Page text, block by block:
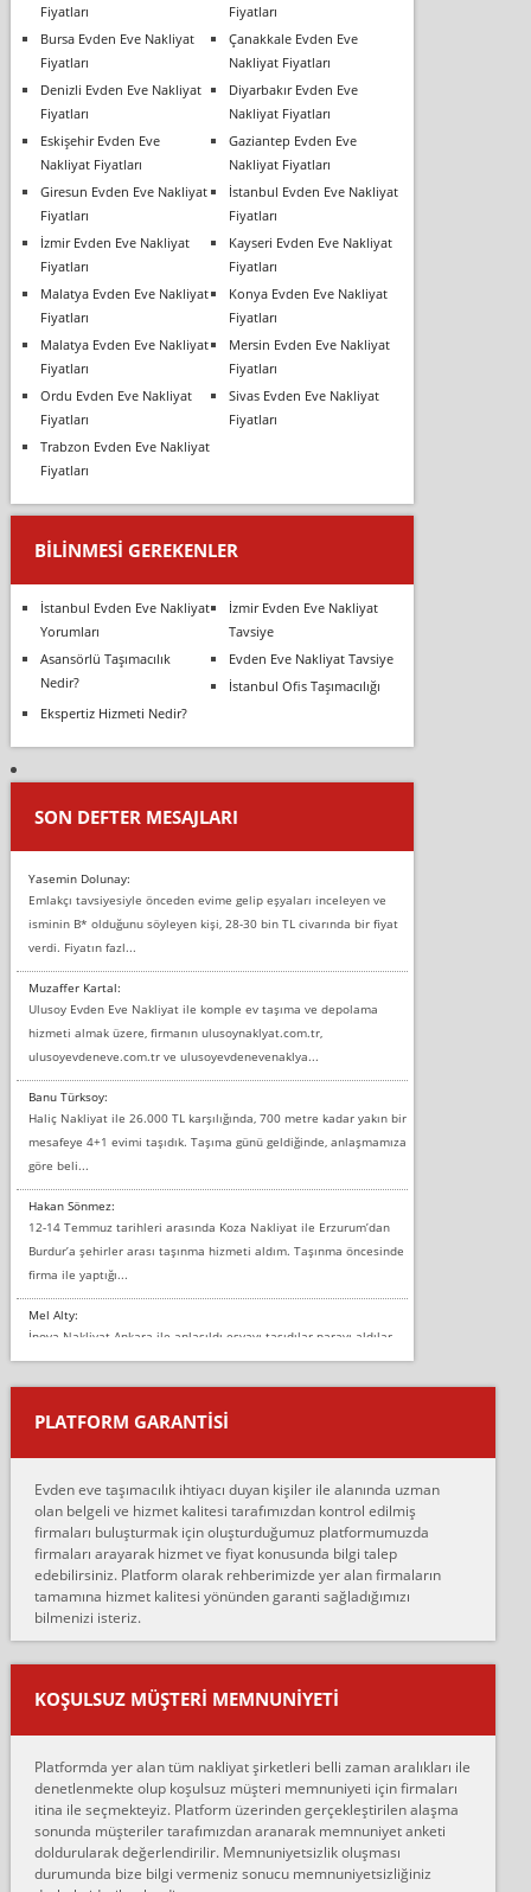
Fiyatları
Fiyatları
Bursa Evden Eve Nakliyat
Fiyatları
Çanakkale Evden Eve
Nakliyat Fiyatları
Denizli Evden Eve Nakliyat
Fiyatları
Diyarbakır Evden Eve
Nakliyat Fiyatları
Eskişehir Evden Eve
Nakliyat Fiyatları
Gaziantep Evden Eve
Nakliyat Fiyatları
Giresun Evden Eve Nakliyat
Fiyatları
İstanbul Evden Eve Nakliyat
Fiyatları
İzmir Evden Eve Nakliyat
Fiyatları
Kayseri Evden Eve Nakliyat
Fiyatları
Malatya Evden Eve Nakliyat
Fiyatları
Konya Evden Eve Nakliyat
Fiyatları
Malatya Evden Eve Nakliyat
Fiyatları
Mersin Evden Eve Nakliyat
Fiyatları
Ordu Evden Eve Nakliyat
Fiyatları
Sivas Evden Eve Nakliyat
Fiyatları
Trabzon Evden Eve Nakliyat
Fiyatları
BILINMESI GEREKENLER
İstanbul Evden Eve Nakliyat
Yorumları
İzmir Evden Eve Nakliyat
Tavsiye
Asansörlü Taşımacılık
Nedir?
Evden Eve Nakliyat Tavsiye
İstanbul Ofis Taşımacılığı
Ekspertiz Hizmeti Nedir?
SON DEFTER MESAJLARI
Yasemin Dolunay:
Emlakçı tavsiyesiyle önceden evime gelip eşyaları inceleyen ve
isminin B* olduğunu söyleyen kişi, 28-30 bin TL civarında bir fiyat
verdi. Fiyatın fazl...
Muzaffer Kartal:
Ulusoy Evden Eve Nakliyat ile komple ev taşıma ve depolama
hizmeti almak üzere, firmanın ulusoynaklyat.com.tr,
ulusoyevdeneve.com.tr ve ulusoyevdenevenaklya...
Banu Türksoy:
Haliç Nakliyat ile 26.000 TL karşılığında, 700 metre kadar yakın bir
mesafeye 4+1 evimi taşıdık. Taşıma günü geldiğinde, anlaşmamıza
göre beli...
Hakan Sönmez:
12-14 Temmuz tarihleri arasında Koza Nakliyat ile Erzurum’dan
Burdur’a şehirler arası taşınma hizmeti aldım. Taşınma öncesinde
firma ile yaptığı...
Mel Alty:
İnova Nakliyat Ankara ile anlaşıldı eşyayı taşıdılar parayı aldılar.
Salon duvarına bir baktım birisi boydan alüminyum renkli bantı
yapıştırm...
Murat:
çalıştıklarını, müş...
Ahmet:
Lüleburgaz güngünes evden eve naklyat eşyalarımı taşımak için
anlaştık sabah eve geldiklerinde de eşyalarımı düzgün şekilde
sarcaz demelerine r...
mehmet güldü:
Ankara ALİCANLAR NAKLİYAT Tutarsız ve ticari ahlak problemleri
var verdikleri fiyat teklifini arttırdılar. Sonrasında taşıma gününde
oldukça tutarsı...
Ankara Alicanlar naklyat tel 5465524025. 2600 TL'ye ankaradan
Konya ya Alicanlar naklyat la anlaştık bu şahıs evin taşınacağı gün
fiyatın mazoto gele...
Fatih kokmese:
Diyarbakır dan eşyamı getirtmek için anlaştım sözleşme yaptım.
PLATFORM GARANTİSİ
Evden eve taşımacılık ihtiyacı duyan kişiler ile alanında uzman
olan belgeli ve hizmet kalitesi tarafımızdan kontrol edilmiş
firmaları buluşturmak için oluşturduğumuz platformumuzda
firmaları arayarak hizmet ve fiyat konusunda bilgi talep
edebilirsiniz. Platform olarak rehberimizde yer alan firmaların
tamamına hizmet kalitesi yönünden garanti sağladığımızı
bilmenizi isteriz.
KOŞULSUZ MÜŞTERI MEMNUNIYETI
Platformda yer alan tüm nakliyat şirketleri belli zaman aralıkları ile
denetlenmekte olup koşulsuz müşteri memnuniyeti için firmaları
itina ile seçmekteyiz. Platform üzerinden gerçekleştirilen alaşma
sonunda müşteriler tarafımızdan aranarak memnuniyet anketi
doldurularak değerlendirilir. Memnuniyetsizlik oluşması
durumunda bize bilgi vermeniz sonucu memnuniyetsizliğiniz